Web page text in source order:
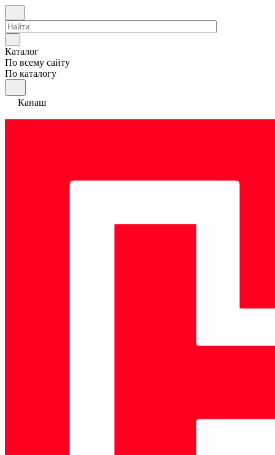
Каталог
По всему сайту
По каталогу
Канаш